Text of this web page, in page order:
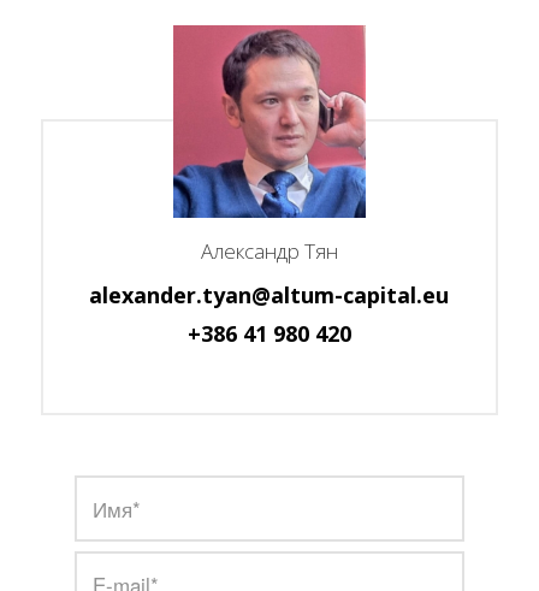
Александр Тян
alexander.tyan@altum-capital.eu
+386 41 980 420